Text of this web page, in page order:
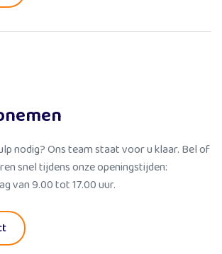
nodig? Ons team staat voor u klaar. Bel of
snel tijdens onze openingstijden:
van 9.00 tot 17.00 uur.